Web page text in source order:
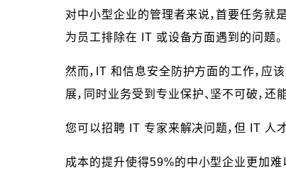
对中小型企业的管理者来说，首要任务就
为员工排除在 IT 或设备方面遇到的问题。
然而，IT 和信息安全防护方面的工作，应
展，同时业务受到专业保护、坚不可破，还
您可以招聘 IT 专家来解决问题，但 IT 人
成本的提升使得59%的中小型企业更加